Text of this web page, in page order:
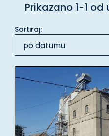
Prikazano 1-1
Sortiraj:
po datumu